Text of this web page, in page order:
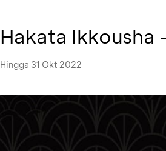
Hakata Ikkousha
Hingga 31 Okt 2022